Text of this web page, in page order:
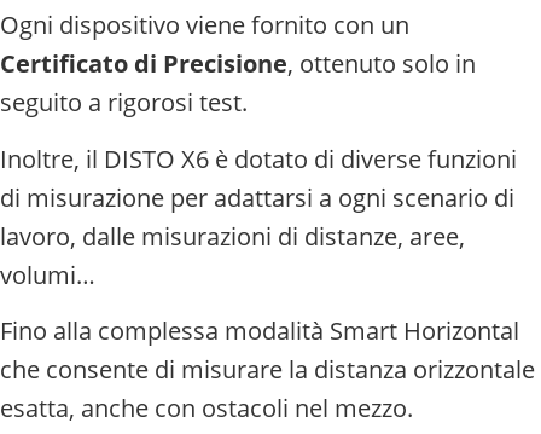
Ogni dispositivo viene fornito con un
Certificato di Precisione, ottenuto solo in
seguito a rigorosi test.
Inoltre, il DISTO X6 è dotato di diverse funzioni
di misurazione per adattarsi a ogni scenario di
lavoro, dalle misurazioni di distanze, aree,
volumi…
Fino alla complessa modalità Smart Horizontal
che consente di misurare la distanza orizzontale
esatta, anche con ostacoli nel mezzo.